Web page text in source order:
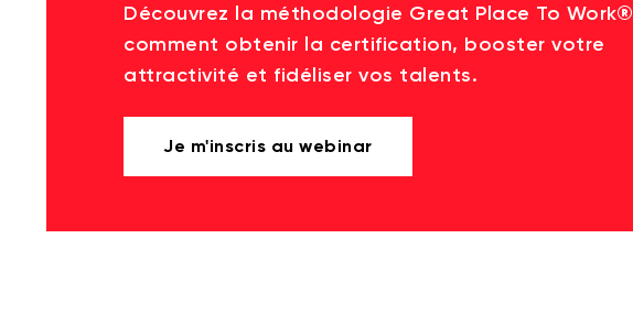
Découvrez la méthodologie Great Place To
comment obtenir la certification, booster votre
attractivité et fidéliser vos talents.
Je m'inscris au webinar